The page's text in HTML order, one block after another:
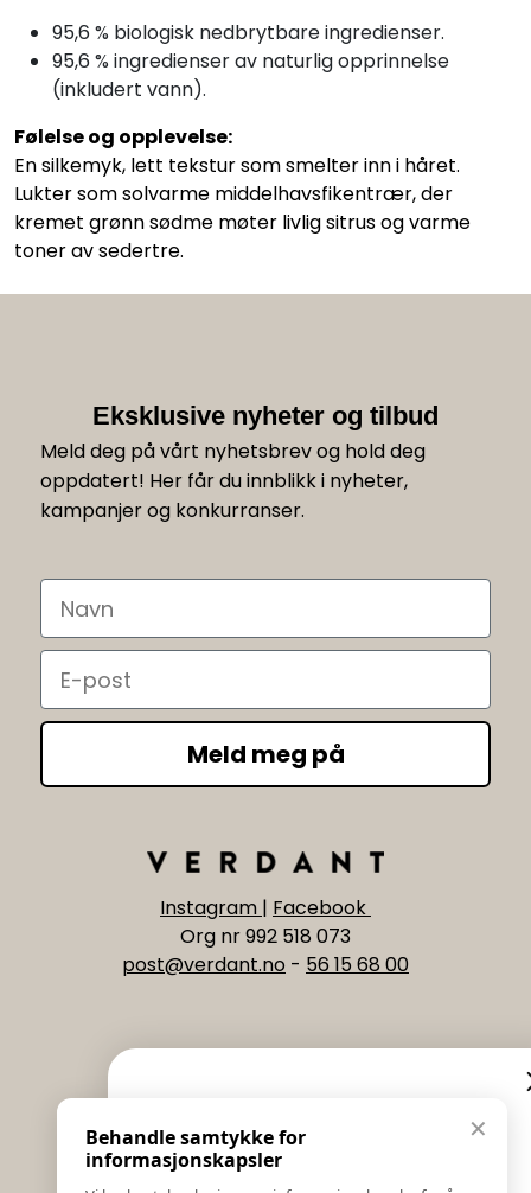
95,6 % biologisk nedbrytbare ingredienser.
95,6 % ingredienser av naturlig opprinnelse
(inkludert vann).
Følelse og opplevelse:
En silkemyk, lett tekstur som smelter inn i håret.
Lukter som solvarme middelhavsfikentrær, der
kremet grønn sødme møter livlig sitrus og varme
toner av sedertre.
Eksklusive nyheter og tilbud
Meld deg på vårt nyhetsbrev og hold deg
oppdatert! Her får du innblikk i nyheter,
kampanjer og konkurranser.
Navn
Email
Meld meg på
Instagram | Facebook
Org nr 992 518 073
post@verdant.no - 56 15 68 00
Informasjon
Salgs & Leveringsbetingelser
Registrer reklamasjon eller retur
✕
Behandle samtykke for
informasjonskapsler
Eksklusive nyheter og
tilbud